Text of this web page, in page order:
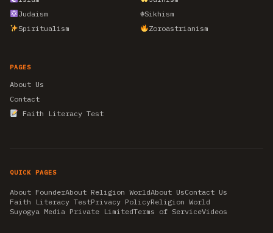
Judaism
☬Sikhism
Spiritualism
Zoroastrianism
PAGES
About Us
Contact
Faith Literacy Test
QUICK PAGES
About FounderAbout Religion WorldAbout UsContact Us
Faith Literacy TestPrivacy PolicyReligion World
Suyogya Media Private LimitedTerms of ServiceVideos